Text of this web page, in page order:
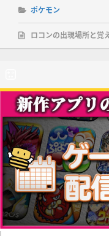
ポケモン
ロコンの出現場所と覚